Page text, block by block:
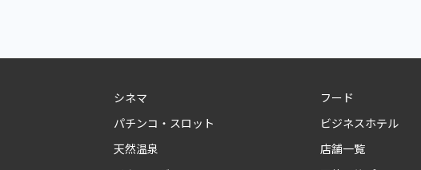
シネマ
パチンコ・スロット
天然温泉
フード
ビジネスホテル
店舗一覧